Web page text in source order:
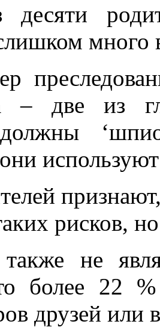
много
– две из
рисков,
не
более 22
друзей или